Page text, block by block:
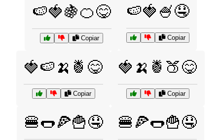
🍉🍓🍇🍊😋
Copiar
🍉🍓🍧🤤
Copiar
🍓🍉🍌🍍😋
Copiar
🍓🍌🍍🍑😋
Copiar
🍔🌭🍕🍟🤤 🍔🍕🌭🍟🤤